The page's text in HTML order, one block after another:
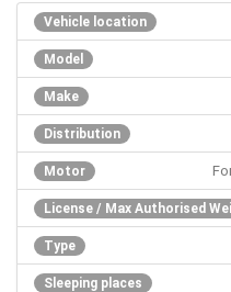
Vehicle location
Model
Make
Distribution
Motor
License / Max Authorised
Type
Sleeping places